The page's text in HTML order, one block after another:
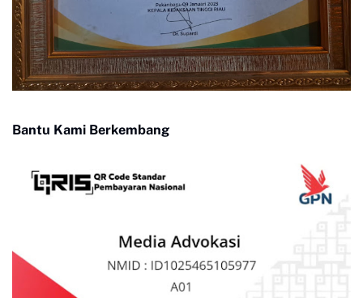
Bantu Kami Berkembang